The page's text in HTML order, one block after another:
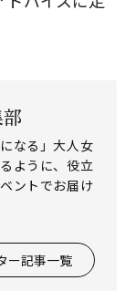
なる」大人女
ように、役立
ントでお届け
ー記事一覧